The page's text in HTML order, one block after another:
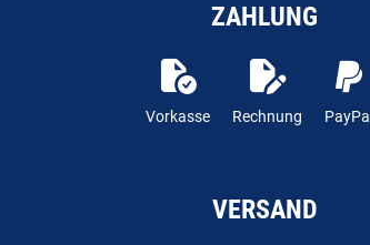
ZAHLUNG
Vorkasse Rechnung PayPal
VERSAND